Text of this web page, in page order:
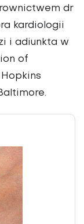
dr
kardiologii
i adiunkta w
of